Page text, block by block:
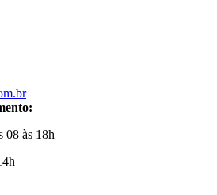
08 às 18h